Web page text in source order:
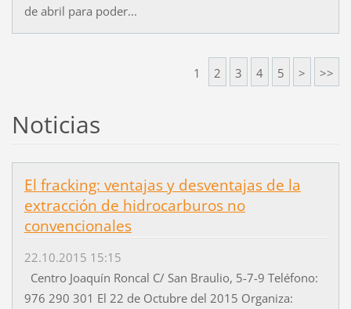
de abril para poder...
1 2 3 4 5 > >>
Noticias
El fracking: ventajas y desventajas de la
extracción de hidrocarburos no
convencionales
22.10.2015 15:15
Centro Joaquín Roncal C/ San Braulio, 5-7-9 Teléfono:
976 290 301 El 22 de Octubre del 2015 Organiza: